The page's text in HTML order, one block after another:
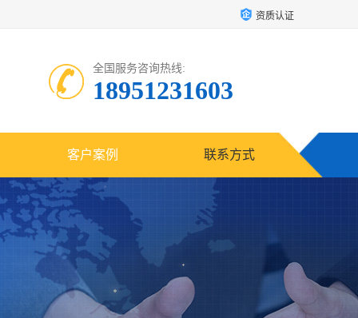
资质认证
全国服务咨询热线:
18951231603
客户案例 联系方式